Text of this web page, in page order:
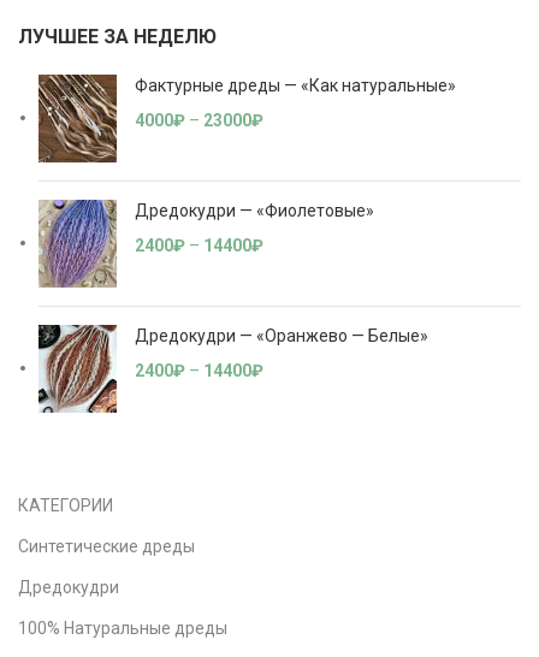
ЛУЧШЕЕ ЗА НЕДЕЛЮ
Фактурные дреды — «Как натуральные»
4000₽ – 23000₽
Дредокудри — «Фиолетовые»
2400₽ – 14400₽
Дредокудри — «Оранжево — Белые»
2400₽ – 14400₽
КАТЕГОРИИ
Синтетические дреды
Дредокудри
100% Натуральные дреды